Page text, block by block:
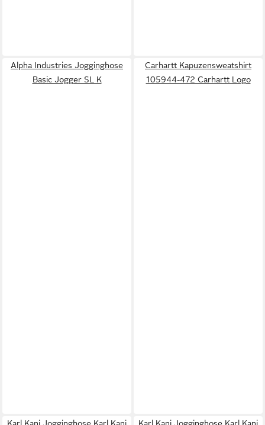
Alpha Industries Jogginghose
Basic Jogger SL K
Carhartt Kapuzensweatshirt
105944-472 Carhartt Logo
Karl Kani Jogginghose Karl Kani Karl Kani Jogginghose Karl Kani